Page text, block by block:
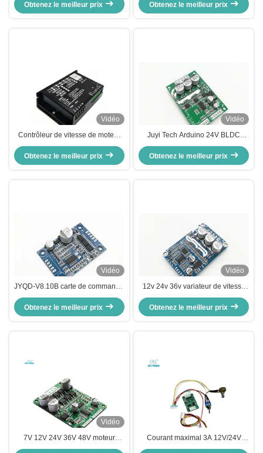
moteur sans capteur, régulateur
de vitesse du moteur, sortie de
Obtenez le meilleur prix
JY21L pour moteurs BLDC avec
conception compacte et légère
Obtenez le meilleur prix
Vidéo
Contrôleur de vitesse de moteur
CC triphasé à courant élevé
programmable JUYI 60A pour
solution sans capteur
Obtenez le meilleur prix
Vidéo
Juyi Tech Arduino 24V BLDC
moteur contrôleur de vitesse PWM
à haut rendement
Obtenez le meilleur prix
Vidéo
JYQD-V8.10B carte de commande
de moteur à courant continu, carte
de pilote de moteur à courant
continu de petite taille
Obtenez le meilleur prix
Vidéo
12v 24v 36v variateur de vitesse
du moteur Régulateur de vitesse
du moteur sans balai pour moteur
sans capteur
Obtenez le meilleur prix
Vidéo
7V 12V 24V 36V 48V moteur
BLDC à large portée à 3 phases
Courant maximal 3A 12V/24V
Conducteur de moteur CC sans